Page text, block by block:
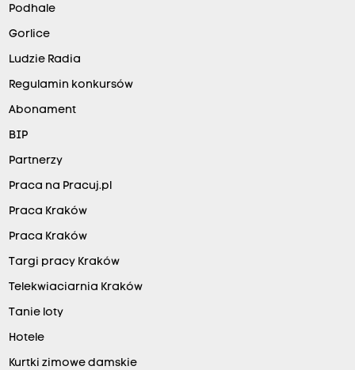
Podhale
Gorlice
Ludzie Radia
Regulamin konkursów
Abonament
BIP
Partnerzy
Praca na Pracuj.pl
Praca Kraków
Praca Kraków
Targi pracy Kraków
Telekwiaciarnia Kraków
Tanie loty
Hotele
Kurtki zimowe damskie